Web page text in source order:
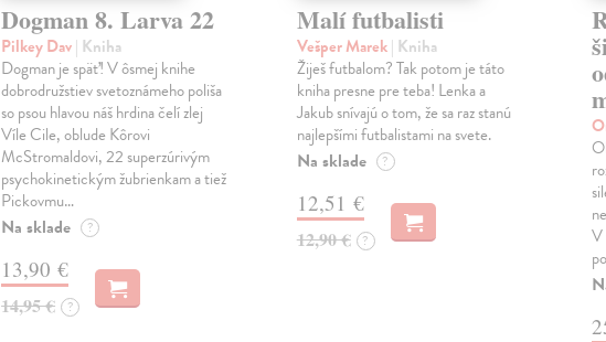
Dogman 8. Larva 22
Pilkey Dav| Kniha
Dogman je späť! V ôsmej knihe
dobrodružstiev svetoznámeho poliša
so psou hlavou náš hrdina čelí zlej
Víle Cile, oblude Kôrovi
McStromaldovi, 22 superzúrivým
psychokinetickým žubrienkam a tiež
Pickovmu…
Na sklade ?
13,90 €
14,95 € ?
Malí futbalisti
Vešper Marek| Kniha
Žiješ futbalom? Tak potom je táto
kniha presne pre teba! Lenka a
Jakub snívajú o tom, že sa raz stanú
najlepšími futbalistami na svete.
Na sklade ?
12,51 €
12,90 € ?
V